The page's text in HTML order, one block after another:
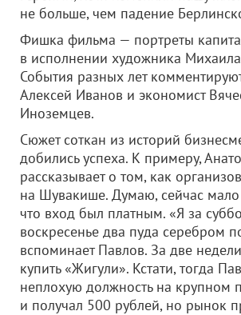
не больше, чем падение
Фишка фильма — портреты
в исполнении художника
События разных лет
Алексей Иванов и экономист
Иноземцев.
Сюжет соткан из историй
добились успеха. К примеру,
рассказывает о том, как
на Шувакише. Думаю, сейчас мало
что вход был платным. «Я за
воскресенье два пуда серебром
вспоминает Павлов. За две
купить «Жигули». Кстати, тогда
неплохую должность на крупном
и получал 500 рублей, но рынок